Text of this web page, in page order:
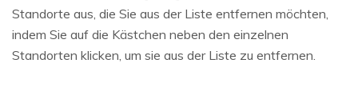
Standorte aus, die Sie aus der Liste entfernen möchten,
indem Sie auf die Kästchen neben den einzelnen
Standorten klicken, um sie aus der Liste zu entfernen.